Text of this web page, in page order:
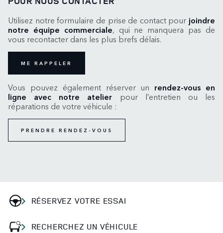
Utilisez notre formulaire de prise de contact pour joindre
notre équipe commerciale, qui ne manquera pas de
vous recontacter dans les plus brefs délais.
ME RAPPELER
Vous pouvez également réserver un rendez-vous en
ligne avec notre atelier pour l’entretien ou les
réparations de votre véhicule :
PRENDRE RENDEZ-VOUS
RÉSERVEZ VOTRE ESSAI
RECHERCHEZ UN VÉHICULE